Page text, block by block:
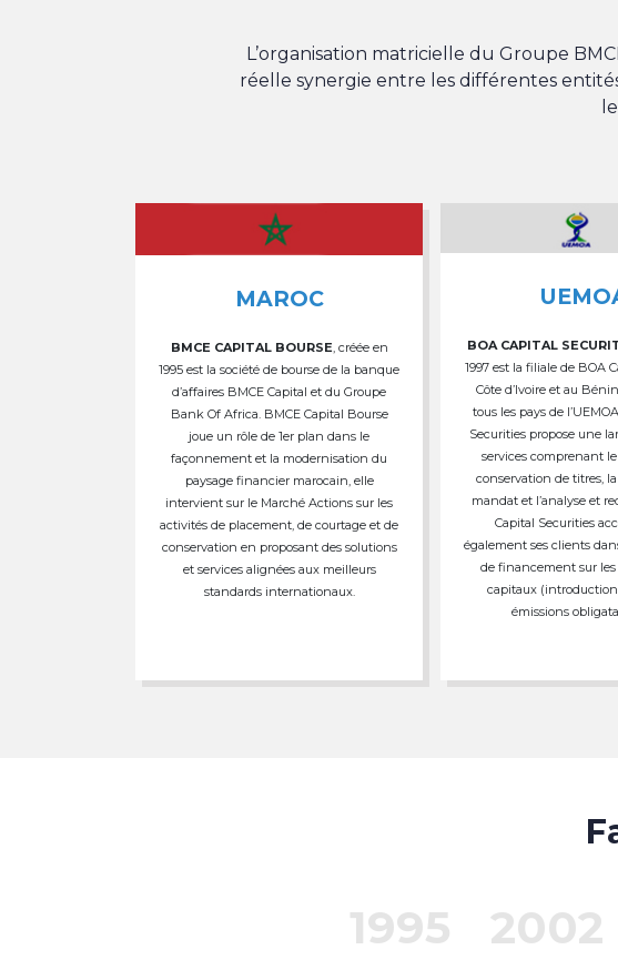
L’organisation matricielle du Groupe
réelle synergie entre les différentes
MAROC
BMCE CAPITAL BOURSE , créée en
1995 est la société de bourse de la banque
d’affaires BMCE Capital et du Groupe
Bank Of Africa. BMCE Capital Bourse
joue un rôle de 1er plan dans le
façonnement et la modernisation du
paysage financier marocain, elle
intervient sur le Marché Actions sur les
activités de placement, de courtage et de
conservation en proposant des solutions
et services alignées aux meilleurs
standards internationaux.
BOA CAPITAL
1997 est la filiale de BOA
Côte d’Ivoire et au
tous les pays de
Securities propose une
services comprenant
conservation de titres,
mandat et l’analyse et
Capital Securities
également ses clients
de financement sur
capitaux (introduction
émissions
1995 2002